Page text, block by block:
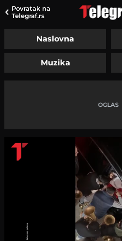
Povratak na
Telegraf.rs
Naslovna
Muzika